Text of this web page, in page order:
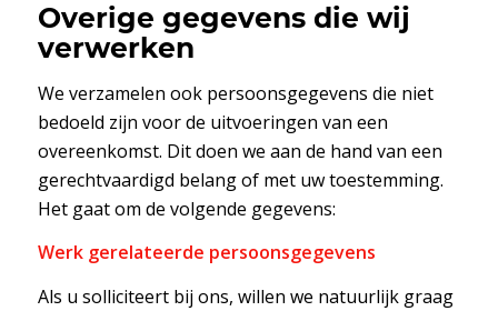
Overige gegevens die wij
verwerken
We verzamelen ook persoonsgegevens die niet
bedoeld zijn voor de uitvoeringen van een
overeenkomst. Dit doen we aan de hand van een
gerechtvaardigd belang of met uw toestemming.
Het gaat om de volgende gegevens:
Werk gerelateerde persoonsgegevens
Als u solliciteert bij ons, willen we natuurlijk graag